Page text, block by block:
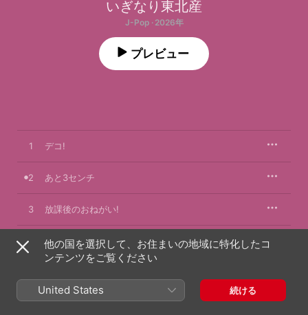
いぎなり東北産
J-Pop · 2026年
プレビュー
1 デコ!
2 あと3センチ
3 放課後のおねがい!
4 SNSは6時間
2026年3月18日
4曲、12分
他の国を選択して、お住まいの地域に特化したコ
ンテンツをご覧ください
United States 続ける